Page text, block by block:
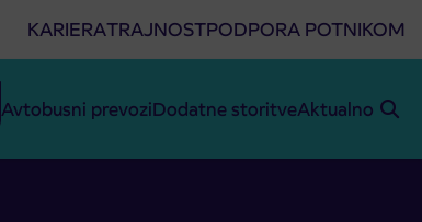
KARIERATRAJNOSTPODPORA POTNIKOM
Avtobusni prevoziDodatne storitveAktualno